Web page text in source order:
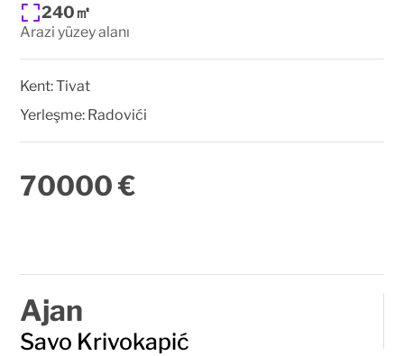
240㎡
Arazi yüzey alanı
Kent:Tivat
Yerleşme: Radovići
70000 €
Ajan
Savo Krivokapić